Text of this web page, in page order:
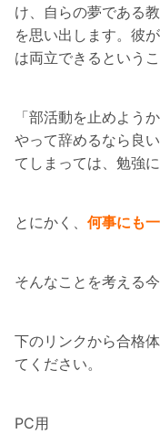
け、自らの夢である
を思い出します。彼
は両立できるというこ
「部活動を止めよう
やって辞めるなら良
てしまっては、勉強
とにかく、 何事にも
そんなことを考える
下のリンクから合格
てください。
PC用